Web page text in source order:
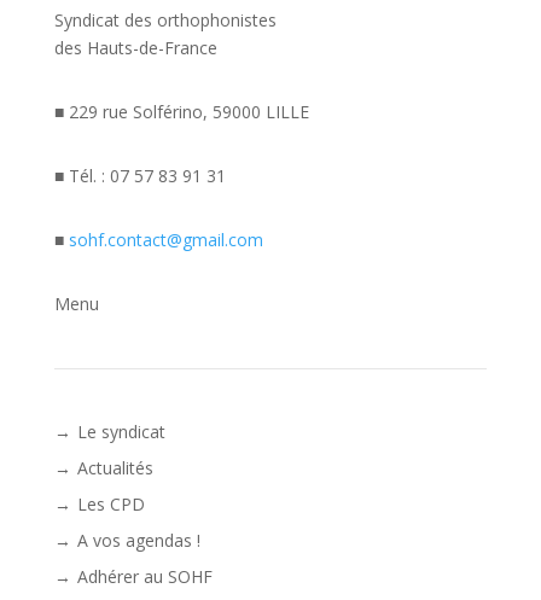
Syndicat des orthophonistes
des Hauts-de-France
■ 229 rue Solférino, 59000 LILLE
■ Tél. : 07 57 83 91 31
■ sohf.contact@gmail.com
Menu
Le syndicat
Actualités
Les CPD
A vos agendas !
Adhérer au SOHF